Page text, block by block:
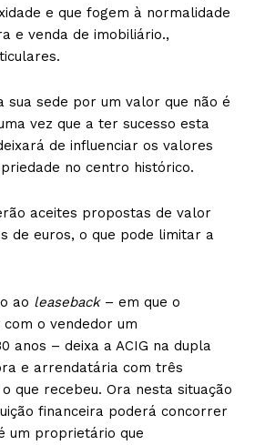
e que fogem à normalidade
e venda de imobiliário.,
sua sede por um valor que não é
vez que a ter sucesso esta
de influenciar os valores
no centro histórico.
aceites propostas de valor
de euros, o que pode limitar a
ao leaseback– em que o
o vendedor um
anos – deixa a ACIG na dupla
e arrendatária com três
que recebeu. Ora nesta situação
financeira poderá concorrer
um proprietário que